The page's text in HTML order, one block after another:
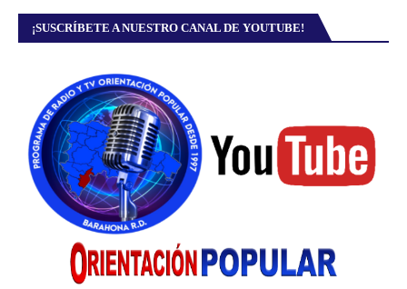
¡SUSCRÍBETE A NUESTRO CANAL DE YOUTUBE!